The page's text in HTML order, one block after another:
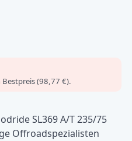
(98,77 €).
SL369 A/T 235/75
Offroadspezialisten